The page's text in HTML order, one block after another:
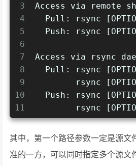
3
4
5
6
7
8
9
10
11
Access via remote
Pull: rsync
Push: rsync
Access via rsync
Pull: rsync
rsync
Push: rsync
rsync
其中，第一个路径参数一定是源文
准的一方，可以同时指定多个源文